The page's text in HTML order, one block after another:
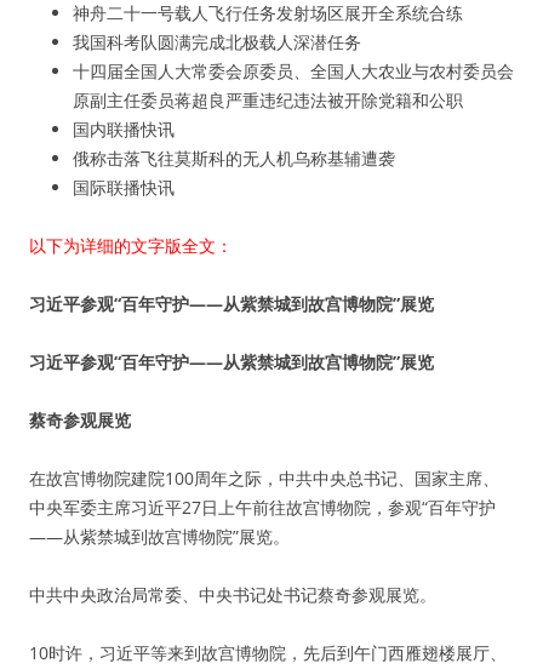
神舟二十一号载人飞行任务发射场区展开全系统合练
我国科考队圆满完成北极载人深潜任务
十四届全国人大常委会原委员、全国人大农业与农村委员会
原副主任委员蒋超良严重违纪违法被开除党籍和公职
国内联播快讯
俄称击落飞往莫斯科的无人机乌称基辅遭袭
国际联播快讯
以下为详细的文字版全文：
习近平参观“百年守护——从紫禁城到故宫博物院”展览
习近平参观“百年守护——从紫禁城到故宫博物院”展览
蔡奇参观展览
在故宫博物院建院100周年之际，中共中央总书记、国家主席、
中央军委主席习近平27日上午前往故宫博物院，参观“百年守护
——从紫禁城到故宫博物院”展览。
中共中央政治局常委、中央书记处书记蔡奇参观展览。
10时许，习近平等来到故宫博物院，先后到午门西雁翅楼展厅、